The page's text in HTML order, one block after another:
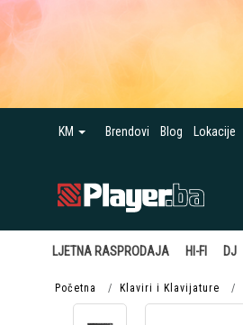
KM Brendovi Blog Lokacije
LJETNA RASPRODAJA HI-FI DJ
Početna Klaviri i Klavijature